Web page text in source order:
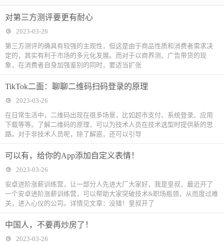
对第三方测评要更有耐心
2023-03-26
第三方测评的确具有较强的主观性，但这是由于商品性质和消费者需求决
定的，其实有利于市场的多元化发展。而对于以商养测、广告带货的现
象，在消费者自身加强鉴别的同时，要适当扩张
TikTok二面：聊聊二维码扫码登录的原理
2023-03-26
在日常生活中，二维码出现在很多场景，比如超市支付、系统登录、应用
下载等等。了解二维码的原理，可以为技术人员在技术选型时提供新的思
路。对于非技术人员呢，除了解惑，还可以引导
可以有，给你的App添加自定义表情！
2023-03-26
安卓进阶涨薪训练营，让一部分人先进大厂大家好，我是皇叔，最近开了
一个安卓进阶涨薪训练营，可以帮助大家突破技术&职场瓶颈，从而度过难
关，进入心仪的公司。详情见文章：没错！皇叔开了
中国人，不要再炒房了！
2023-03-26